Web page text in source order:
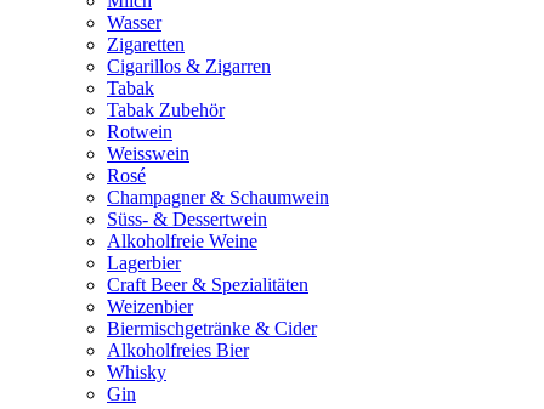
Wasser
Zigaretten
Cigarillos & Zigarren
Tabak
Tabak Zubehör
Rotwein
Weisswein
Rosé
Champagner & Schaumwein
Süss- & Dessertwein
Alkoholfreie Weine
Lagerbier
Craft Beer & Spezialitäten
Weizenbier
Biermischgetränke & Cider
Alkoholfreies Bier
Whisky
Gin